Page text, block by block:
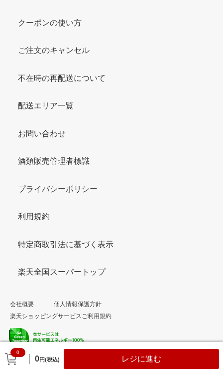
0
0円(税込) レジに進む
クーポンの使い方
ご注文のキャンセル
不在時の再配送について
配送エリア一覧
お問い合わせ
酒類販売管理者標識
プライバシーポリシー
利用規約
特定商取引法に基づく表示
楽天全国スーパートップ
会社概要
個人情報保護方針
楽天ショッピングサービスご利用規約
© Rakuten Group, Inc.